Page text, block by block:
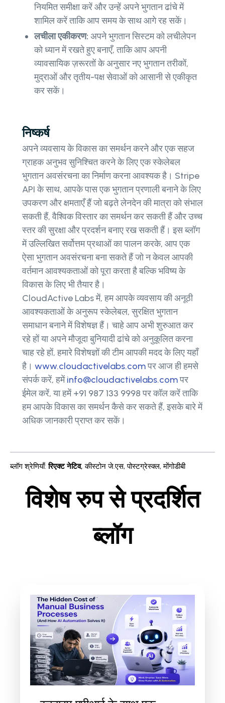
नियमित समीक्षा करें और उन्हें अपने भुगतान ढांचे में
शामिल करें ताकि आप समय के साथ आगे रह सकें।
लचीला एकीकरण: अपने भुगतान सिस्टम को लचीलेपन
को ध्यान में रखते हुए बनाएँ, ताकि आप अपनी
व्यावसायिक ज़रूरतों के अनुसार नए भुगतान तरीकों,
मुद्राओं और तृतीय-पक्ष सेवाओं को आसानी से एकीकृत
कर सकें।
निष्कर्ष
अपने व्यवसाय के विकास का समर्थन करने और एक सहज
ग्राहक अनुभव सुनिश्चित करने के लिए एक स्केलेबल
भुगतान अवसंरचना का निर्माण करना आवश्यक है। Stripe
API के साथ, आपके पास एक भुगतान प्रणाली बनाने के लिए
उपकरण और क्षमताएँ हैं जो बढ़ते लेनदेन की मात्रा को संभाल
सकती हैं, वैश्विक विस्तार का समर्थन कर सकती हैं और उच्च
स्तर की सुरक्षा और प्रदर्शन बनाए रख सकती हैं। इस ब्लॉग
में उल्लिखित सर्वोत्तम प्रथाओं का पालन करके, आप एक
ऐसा भुगतान अवसंरचना बना सकते हैं जो न केवल आपकी
वर्तमान आवश्यकताओं को पूरा करता है बल्कि भविष्य के
विकास के लिए भी तैयार है।
CloudActive Labs में, हम आपके व्यवसाय की अनूठी
आवश्यकताओं के अनुरूप स्केलेबल, सुरक्षित भुगतान
समाधान बनाने में विशेषज्ञ हैं। चाहे आप अभी शुरुआत कर
रहे हों या अपने मौजूदा बुनियादी ढांचे को अनुकूलित करना
चाह रहे हों, हमारे विशेषज्ञों की टीम आपकी मदद के लिए यहाँ
है। www.cloudactivelabs.comपर आज ही हमसे
संपर्क करें, हमेंinfo@cloudactivelabs.comपर
ईमेल करें, या हमें +91 987 133 9998 पर कॉल करें ताकि
हम आपके विकास का समर्थन कैसे कर सकते हैं, इसके बारे में
अधिक जानकारी प्राप्त कर सकें।
ब्लॉग श्रेणियाँ: रिएक्ट नेटिव, कीस्टोन जे.एस,पोस्टग्रेस्क्ल,मोंगोडीबी
विशेष रुप से प्रदर्शित
ब्लॉग